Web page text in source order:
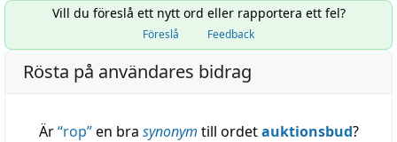
Vill du föreslå ett nytt ord eller rapportera ett fel?
Föreslå Feedback
Rösta på användares bidrag
Är“rop”en bra synonym till ordetauktionsbud?